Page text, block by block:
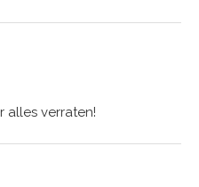
alles verraten!